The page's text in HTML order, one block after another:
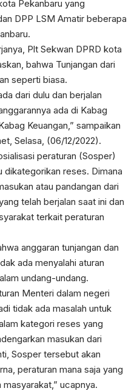
Pekanbaru yang
DPP LSM Amatir beberapa
Plt Sekwan DPRD kota
bahwa Tunjangan dari
seperti biasa.
dari dulu dan berjalan
ada di Kabag
Keuangan,” sampaikan
Selasa, (06/12/2022).
peraturan (Sosper)
dikategorikan reses. Dimana
atau pandangan dari
telah berjalan saat ini dan
terkait peraturan
anggaran tunjangan dan
ada menyalahi aturan
undang-undang.
Menteri dalam negeri
tidak ada masalah untuk
kategori reses yang
masukan dari
Sosper tersebut akan
peraturan mana saja yang
ucapnya.